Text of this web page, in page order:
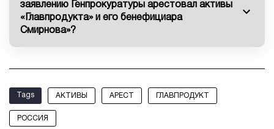
заявлению Генпрокуратуры арестовал активы
«Главпродукта» и его бенефициара
Смирнова»?
Tags АКТИВЫ АРЕСТ ГЛАВПРОДУКТ
РОССИЯ